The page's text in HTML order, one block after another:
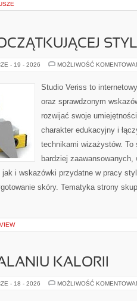
- 19 - 2026 MOŻLIWOŚĆ
Studio Veriss to
oraz sprawdzonym
rozwijać swoje
charakter edukacyjny i
technikami wizażystów.
bardziej
i wskazówki przydatne w pracy
skóry. Tematyka strony
KALORII
- 18 - 2026 MOŻLIWOŚĆ